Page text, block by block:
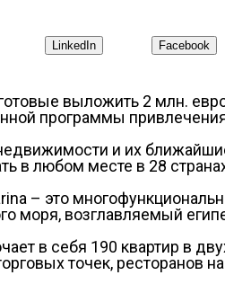
LinkedIn Facebook
выложить 2 млн.
программы
и их
в любом месте в 28
– это
моря, возглавляемый
в себя 190 квартир в
точек, ресторанов